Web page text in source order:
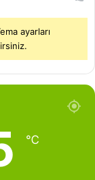
ayarları
℃